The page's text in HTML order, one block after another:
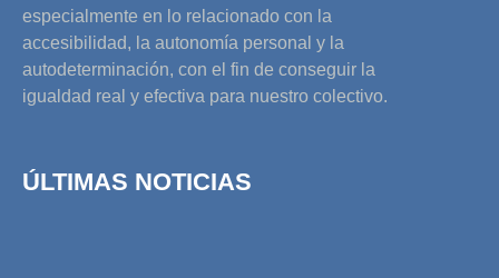
especialmente en lo relacionado con la
accesibilidad, la autonomía personal y la
autodeterminación, con el fin de conseguir la
igualdad real y efectiva para nuestro colectivo.
ÚLTIMAS NOTICIAS